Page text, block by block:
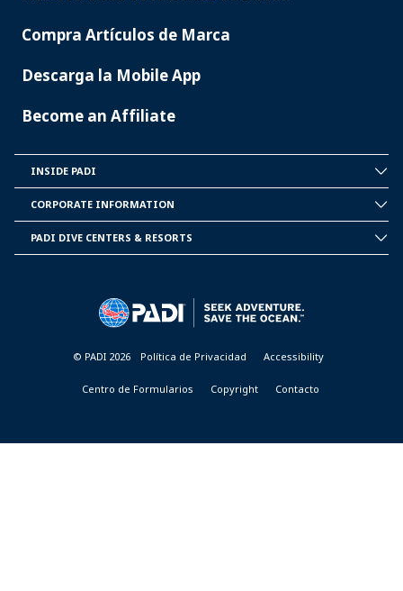
Compra Artículos de Marca
Descarga la Mobile App
Become an Affiliate
PADI
INSIDE PADI
INFORMATION
CORPORATE INFORMATION
PADI DIVE CENTERS & RESORTS
© PADI 2026 Política de Privacidad Accessibility
Centro de Formularios Copyright Contacto